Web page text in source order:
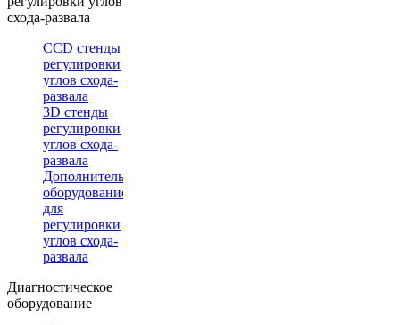
схода-развала
CCD стенды
регулировки
углов схода-
развала
3D стенды
регулировки
углов схода-
развала
Дополнительное
оборудование
для
регулировки
углов схода-
развала
Диагностическое
оборудование